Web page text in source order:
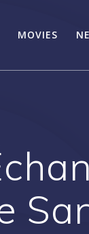
MOVIES